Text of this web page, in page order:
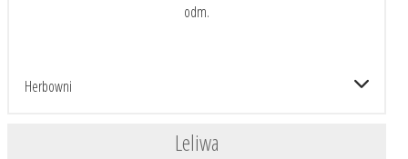
odm.
Herbowni
Leliwa